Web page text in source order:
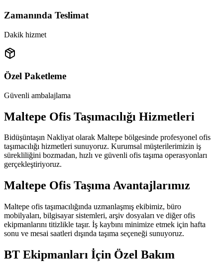
Zamanında Teslimat
Dakik hizmet
Özel Paketleme
Güvenli ambalajlama
Maltepe Ofis Taşımacılığı Hizmetleri
Bidüşüntaşın Nakliyat olarak Maltepe bölgesinde profesyonel ofis
taşımacılığı hizmetleri sunuyoruz. Kurumsal müşterilerimizin iş
sürekliliğini bozmadan, hızlı ve güvenli ofis taşıma operasyonları
gerçekleştiriyoruz.
Maltepe Ofis Taşıma Avantajlarımız
Maltepe ofis taşımacılığında uzmanlaşmış ekibimiz, büro
mobilyaları, bilgisayar sistemleri, arşiv dosyaları ve diğer ofis
ekipmanlarını titizlikle taşır. İş kaybını minimize etmek için hafta
sonu ve mesai saatleri dışında taşıma seçeneği sunuyoruz.
BT Ekipmanları İçin Özel Bakım